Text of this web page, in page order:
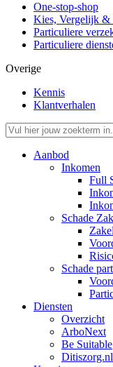
One-stop-shop
Kies, Vergelijk &
Particuliere
Particuliere
Overige
Kennis
Klantverhalen
Aanbod
Inkomen
Full
Schade
Schade
Diensten
Overzicht
ArboNext
Be Suitable
Ditiszorg.nl